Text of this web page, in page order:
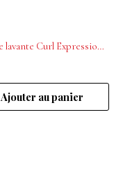
Crème lavante Curl Expression 500ml L’ORÉAL PROFESSIONNEL
Ajouter au panier